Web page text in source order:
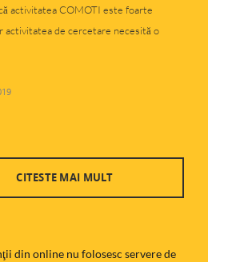
activitatea COMOTI este foarte
activitatea de cercetare necesită o
CITESTE MAI MULT
din online nu folosesc servere de